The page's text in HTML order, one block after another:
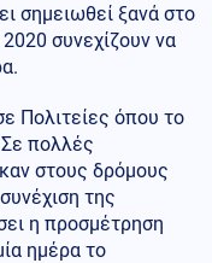
σημειωθεί ξανά στο
συνεχίζουν να
Πολιτείες όπου το
πολλές
στους δρόμους
της
η προσμέτρηση
ημέρα το